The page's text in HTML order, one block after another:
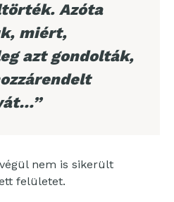
Azóta
miért,
azt gondolták,
nem is sikerült
felületet.